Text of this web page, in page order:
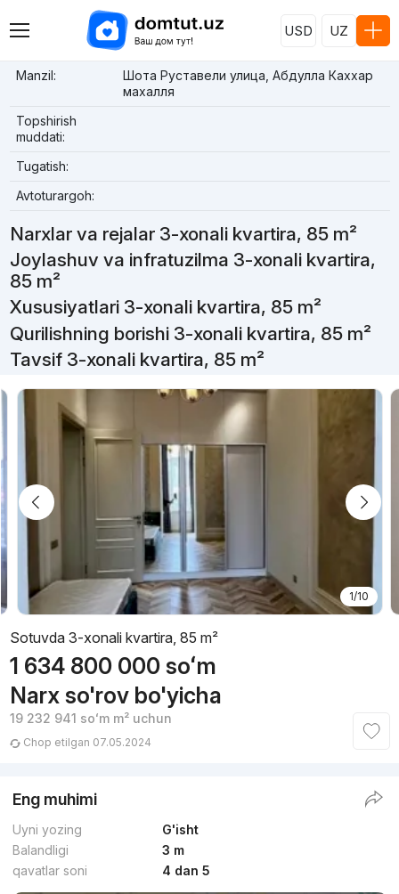
USD UZ
Manzil:
Шота Руставели улица, Абдулла Каххар
махалля
Topshirish
muddati:
Tugatish:
Avtoturargoh:
Narxlar va rejalar 3-xonali kvartira, 85 m²
Joylashuv va infratuzilma 3-xonali kvartira,
85 m²
Xususiyatlari 3-xonali kvartira, 85 m²
Qurilishning borishi 3-xonali kvartira, 85 m²
Tavsif 3-xonali kvartira, 85 m²
1/10
Sotuvda 3-xonali kvartira, 85 m²
1 634 800 000 soʻm
Narx so'rov bo'yicha
19 232 941 soʻmm² uchun
Chop etilgan 07.05.2024
Eng muhimi
Uyni yozing
G'isht
Balandligi
3 m
qavatlar soni
4 dan 5